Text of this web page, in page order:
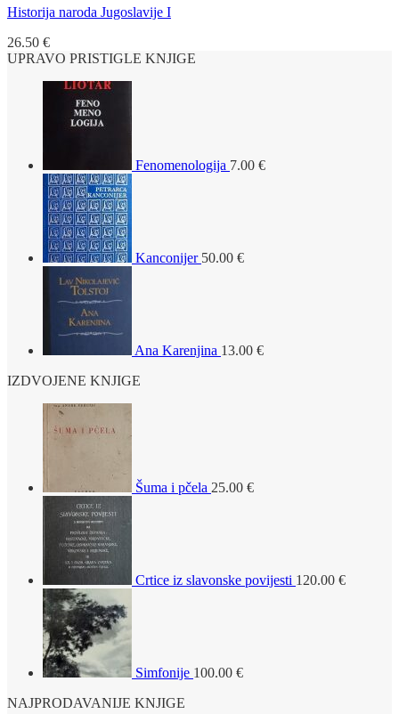
Historija naroda Jugoslavije I
26.50 €
UPRAVO PRISTIGLE KNJIGE
Fenomenologija 7.00 €
Kanconijer 50.00 €
Ana Karenjina 13.00 €
IZDVOJENE KNJIGE
Šuma i pčela 25.00 €
Crtice iz slavonske povijesti 120.00 €
Simfonije 100.00 €
NAJPRODAVANIJE KNJIGE